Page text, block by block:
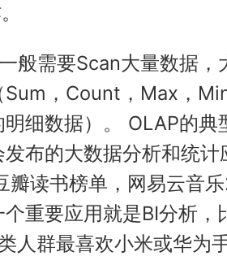
般需要Scan大量数据
Sum，Count，Max，
明细数据）。 OLAP的
布的大数据分析和统
瓣读书榜单，网易云音
重要应用就是BI分析
人群最喜欢小米或华为